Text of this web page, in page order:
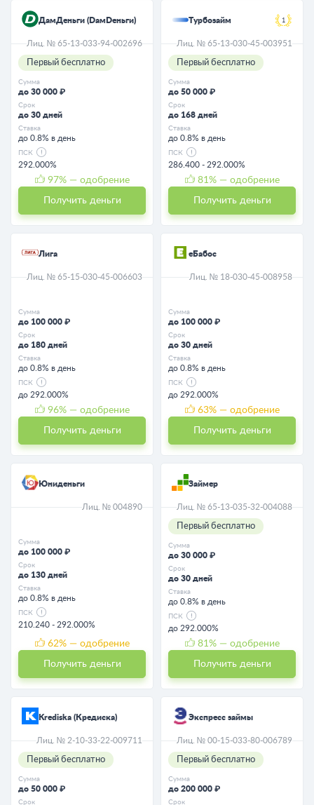
ДамДеньги (DaмDeньги)
Лиц. № 65-13-033-94-002696
Первый бесплатно
Сумма
до 30 000 ₽
Срок
до 30 дней
Ставка
до 0.8% в день
ПСК
292.000%
97% — одобрение
Получить деньги
Турбозайм 1
Лиц. № 65-13-030-45-003951
Первый бесплатно
Сумма
до 50 000 ₽
Срок
до 168 дней
Ставка
до 0.8% в день
ПСК
286.400 - 292.000%
81 % — одобрение
Получить деньги
Лига
Лиц. № 65-15-030-45-006603
Сумма
до 100 000 ₽
Срок
до 180 дней
Ставка
до 0.8% в день
ПСК
до 292.000%
96% — одобрение
Получить деньги
eБабос
Лиц. № 18-030-45-008958
Сумма
до 100 000 ₽
Срок
до 30 дней
Ставка
до 0.8% в день
ПСК
до 292.000%
63% — одобрение
Получить деньги
Юниденьги
Лиц. № 004890
Сумма
до 100 000 ₽
Срок
до 130 дней
Ставка
до 0.8% в день
ПСК
210.240 - 292.000%
62% — одобрение
Получить деньги
Займер
Лиц. № 65-13-035-32-004088
Первый бесплатно
Сумма
до 30 000 ₽
Срок
до 30 дней
Ставка
до 0.8% в день
ПСК
до 292.000%
81 % — одобрение
Получить деньги
Krediska (Кредиска)
Лиц. № 2-10-33-22-009711
Первый бесплатно
Сумма
до 50 000 ₽
Срок
Экспресс займы
Лиц. № 00-15-033-80-006789
Первый бесплатно
Сумма
до 200 000 ₽
Срок